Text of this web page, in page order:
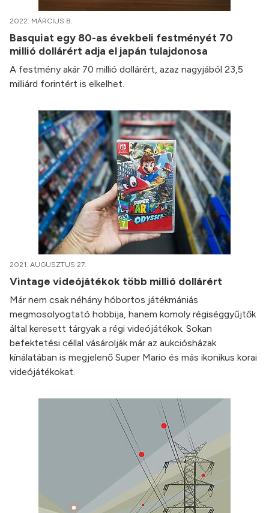
2022. MÁRCIUS 8.
Basquiat egy 80-as évekbeli festményét 70
millió dollárért adja el japán tulajdonosa
A festmény akár 70 millió dollárért, azaz nagyjából 23,5
milliárd forintért is elkelhet.
2021. AUGUSZTUS 27.
Vintage videójátékok több millió dollárért
Már nem csak néhány hóbortos játékmániás
megmosolyogtató hobbija, hanem komoly régiséggyűjtők
által keresett tárgyak a régi videójátékok. Sokan
befektetési céllal vásárolják már az aukciósházak
kínálatában is megjelenő Super Mario és más ikonikus korai
videójátékokat.